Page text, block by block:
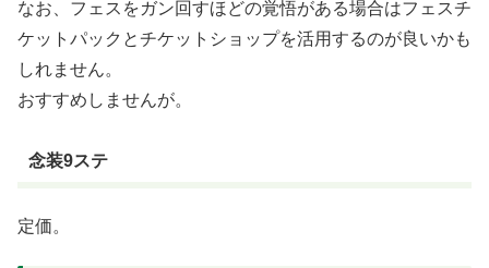
なお、フェスをガン回すほどの覚悟がある場合はフェスチ
ケットパックとチケットショップを活用するのが良いかも
しれません。
おすすめしませんが。
念装9ステ
定価。